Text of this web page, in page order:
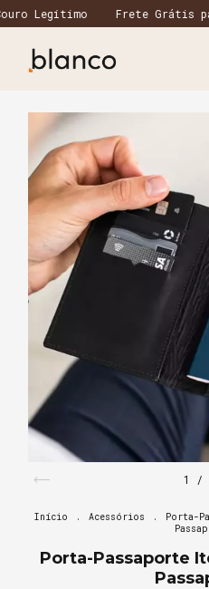
Frete Grátis para Região
1 /
Início . Acessórios .
Porta-
Porta-Passaporte